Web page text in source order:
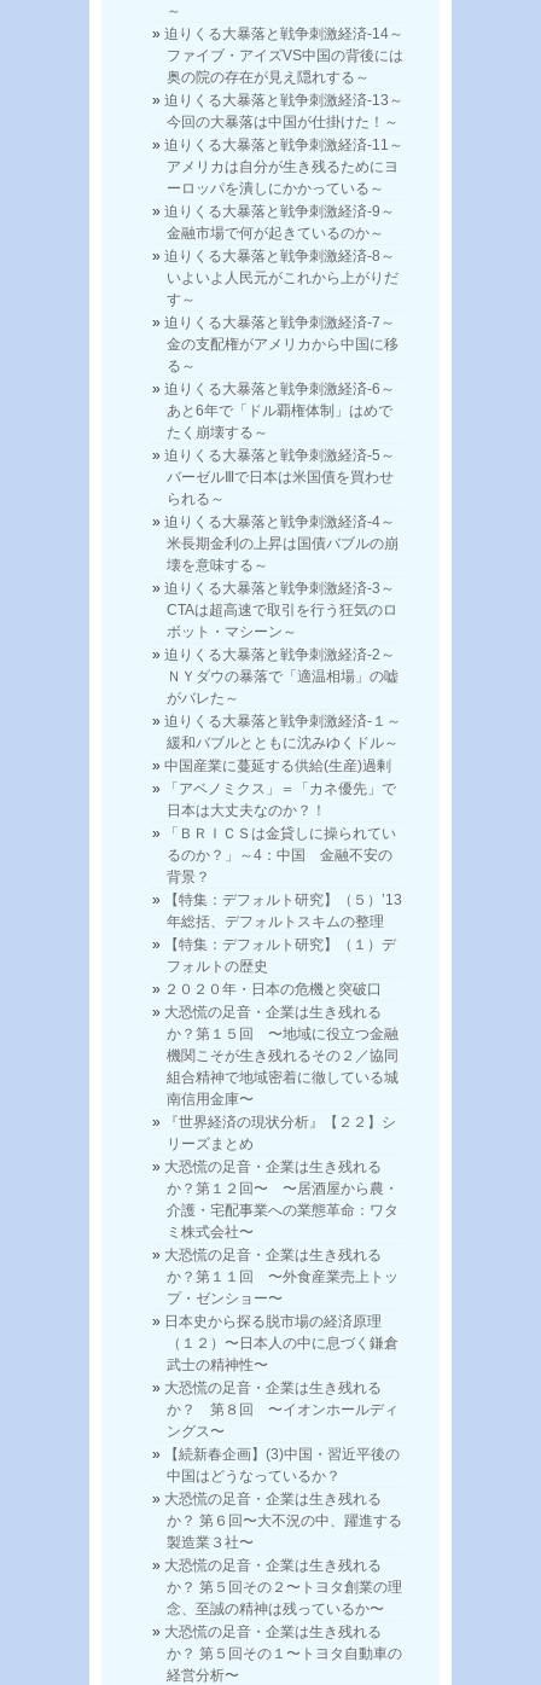
～
迫りくる大暴落と戦争刺激経済-14～
ファイブ・アイズVS中国の背後には
奥の院の存在が見え隠れする～
迫りくる大暴落と戦争刺激経済-13～
今回の大暴落は中国が仕掛けた！～
迫りくる大暴落と戦争刺激経済-11～
アメリカは自分が生き残るためにヨ
ーロッパを潰しにかかっている～
迫りくる大暴落と戦争刺激経済-9～
金融市場で何が起きているのか～
迫りくる大暴落と戦争刺激経済-8～
いよいよ人民元がこれから上がりだ
す～
迫りくる大暴落と戦争刺激経済-7～
金の支配権がアメリカから中国に移
る～
迫りくる大暴落と戦争刺激経済-6～
あと6年で「ドル覇権体制」はめで
たく崩壊する～
迫りくる大暴落と戦争刺激経済-5～
バーゼルⅢで日本は米国債を買わせ
られる～
迫りくる大暴落と戦争刺激経済-4～
米長期金利の上昇は国債バブルの崩
壊を意味する～
迫りくる大暴落と戦争刺激経済-3～
CTAは超高速で取引を行う狂気のロ
ボット・マシーン～
迫りくる大暴落と戦争刺激経済-2～
ＮＹダウの暴落で「適温相場」の嘘
がバレた～
迫りくる大暴落と戦争刺激経済-１～
緩和バブルとともに沈みゆくドル～
中国産業に蔓延する供給(生産)過剰
「アベノミクス」＝「カネ優先」で
日本は大丈夫なのか？！
「ＢＲＩＣＳは金貸しに操られてい
るのか？」～4：中国 金融不安の
背景？
【特集：デフォルト研究】（５）’13
年総括、デフォルトスキムの整理
【特集：デフォルト研究】（１）デ
フォルトの歴史
２０２０年・日本の危機と突破口
大恐慌の足音・企業は生き残れる
か？第１５回 〜地域に役立つ金融
機関こそが生き残れるその２／協同
組合精神で地域密着に徹している城
南信用金庫〜
『世界経済の現状分析』【２２】シ
リーズまとめ
大恐慌の足音・企業は生き残れる
か？第１２回〜 〜居酒屋から農・
介護・宅配事業への業態革命：ワタ
ミ株式会社〜
大恐慌の足音・企業は生き残れる
か？第１１回 〜外食産業売上トッ
プ・ゼンショー〜
日本史から探る脱市場の経済原理
（１２）〜日本人の中に息づく鎌倉
武士の精神性〜
大恐慌の足音・企業は生き残れる
か？ 第８回 〜イオンホールディ
ングス〜
【続新春企画】(3)中国・習近平後の
中国はどうなっているか？
大恐慌の足音・企業は生き残れる
か？ 第６回〜大不況の中、躍進する
製造業３社〜
大恐慌の足音・企業は生き残れる
か？ 第５回その２〜トヨタ創業の理
念、至誠の精神は残っているか〜
大恐慌の足音・企業は生き残れる
か？ 第５回その１〜トヨタ自動車の
経営分析〜